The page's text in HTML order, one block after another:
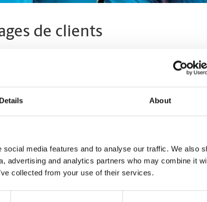
Details About
media features and to analyse our traffic. We also
advertising and analytics partners who may combine it
collected from your use of their services.
de clients
clients, nous ne serions pas ici. Vous aimeriez parler de
? À partir de notre formulaire Pour nous joindre,
et racontez-nous votre histoire. Avec votre
notre site Web.
à un réseau de franchises détenues et
nous tiennent à cœur. Après tout, c’est ici que